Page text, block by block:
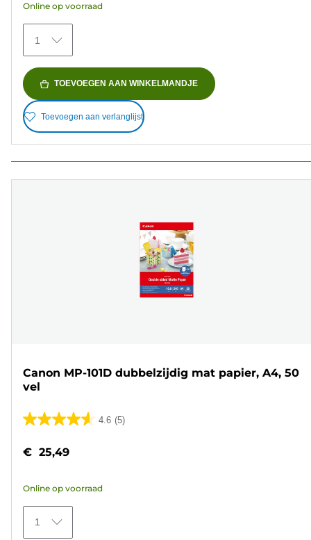
beoordelingen
Online op voorraad
1
TOEVOEGEN AAN WINKELMANDJE
Toevoegen aan verlanglijst
Canon MP-101D dubbelzijdig mat papier, A4, 50
vel
4.6 (5)
4.6
de
sterren.
5
beoordelingen
€ 25,49
Online op voorraad
1